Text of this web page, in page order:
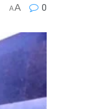
AA 0